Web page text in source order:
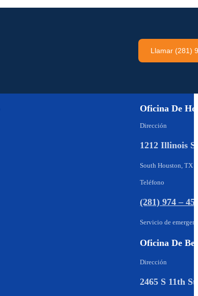
Llamar (281)
Oficina De
Dirección
1212 Illinois
South Houston, TX
Teléfono
(281) 974 –
Servicio de
Oficina De
Dirección
2465 S 11th